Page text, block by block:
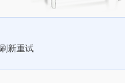
新重试